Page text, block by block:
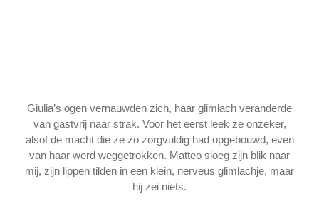
Giulia’s ogen vernauwden zich, haar glimlach veranderde
van gastvrij naar strak. Voor het eerst leek ze onzeker,
alsof de macht die ze zo zorgvuldig had opgebouwd, even
van haar werd weggetrokken. Matteo sloeg zijn blik naar
mij, zijn lippen tilden in een klein, nerveus glimlachje, maar
hij zei niets.